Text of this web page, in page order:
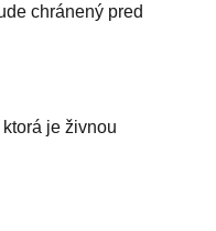
chránený pred
je živnou